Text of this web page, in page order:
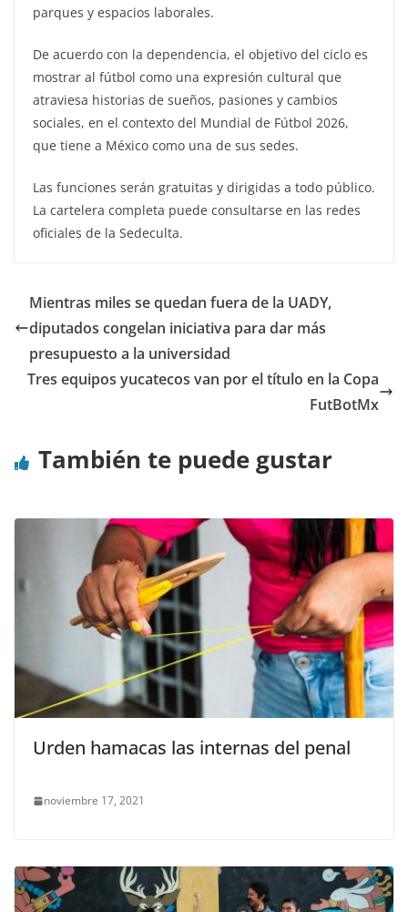
parques y espacios laborales.
De acuerdo con la dependencia, el objetivo del ciclo es
mostrar al fútbol como una expresión cultural que
atraviesa historias de sueños, pasiones y cambios
sociales, en el contexto del Mundial de Fútbol 2026,
que tiene a México como una de sus sedes.
Las funciones serán gratuitas y dirigidas a todo público.
La cartelera completa puede consultarse en las redes
oficiales de la Sedeculta.
Mientras miles se quedan fuera de la UADY,
diputados congelan iniciativa para dar más
presupuesto a la universidad
Tres equipos yucatecos van por el título en la Copa
FutBotMx
También te puede gustar
Urden hamacas las internas del penal
noviembre 17, 2021